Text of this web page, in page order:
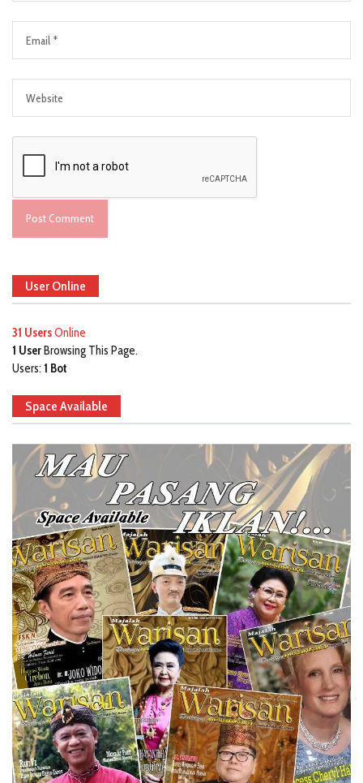
User Online
31 UsersOnline
1 UserBrowsing This Page.
Users: 1 Bot
Space Available